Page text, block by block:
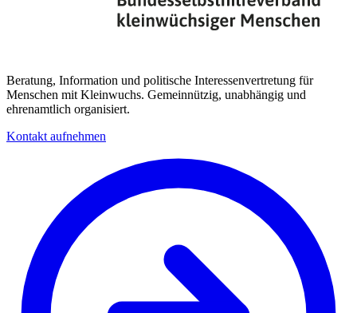
Beratung, Information und politische Interessenvertretung für
Menschen mit Kleinwuchs. Gemeinnützig, unabhängig und
ehrenamtlich organisiert.
Kontakt aufnehmen